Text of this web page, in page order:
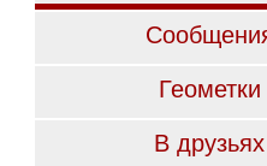
Геометки
В друзьях